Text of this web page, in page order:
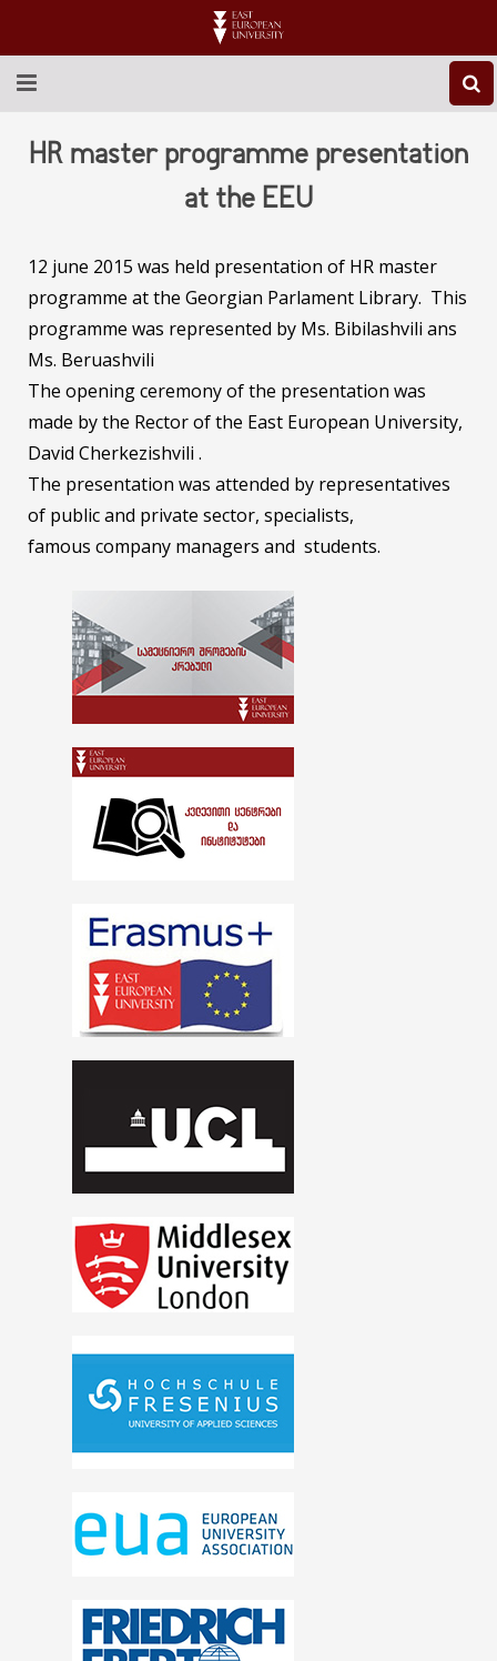
ABOUT EEU
INTERNATIONAL
LIBRARY
STUDENT LIFE
CONTACT US
HR master programme presentation
at the EEU
12 june 2015 was held presentation of HR master
programme at the Georgian Parlament Library. This
programme was represented by Ms. Bibilashvili ans
Ms. Beruashvili
The opening ceremony of the presentation was
made by the Rector of the East European University,
David Cherkezishvili .
The presentation was attended by representatives
of public and private sector, specialists,
famous company managers and students.